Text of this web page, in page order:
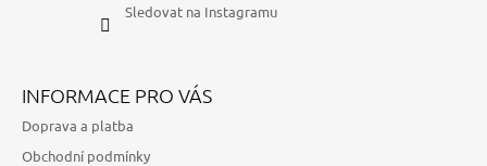
Sledovat na Instagramu
INFORMACE PRO VÁS
Doprava a platba
Obchodní podmínky